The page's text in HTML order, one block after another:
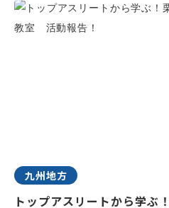
九州地方
トップアスリートから学ぶ